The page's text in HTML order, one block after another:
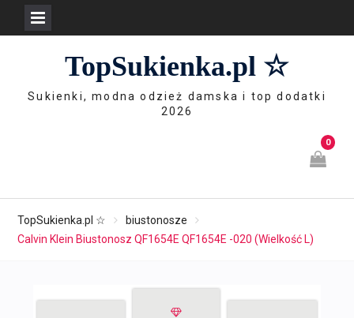
TopSukienka.pl ☆
Sukienki, modna odzież damska i top dodatki
2026
0
TopSukienka.pl ☆
biustonosze
Calvin Klein Biustonosz QF1654E QF1654E -020 (Wielkość L)